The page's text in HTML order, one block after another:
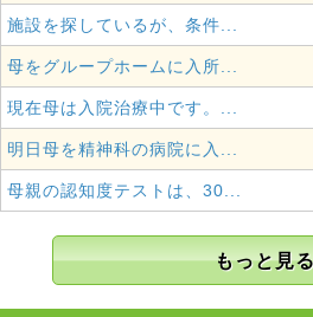
施設を探しているが、条件...
母をグループホームに入所...
現在母は入院治療中です。...
明日母を精神科の病院に入...
母親の認知度テストは、30...
もっと見